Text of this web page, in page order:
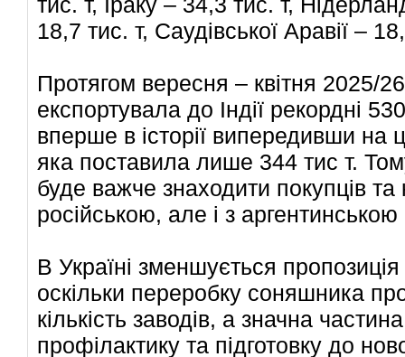
18,7 тис. т, Саудівської Аравії –
Протягом вересня – квітня 2025/
експортувала до Індії рекордні
вперше в історії випередивши на
яка поставила лише 344 тис т.
буде важче знаходити покупців
російською, але і з аргентинською
В Україні зменшується
оскільки переробку соняшника
кількість заводів, а значна
профілактику та підготовку до